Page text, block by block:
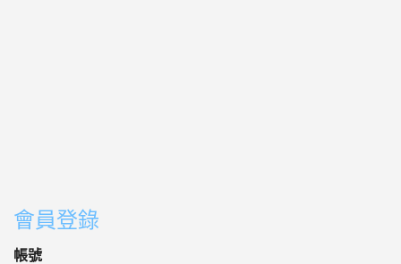
會員登錄
帳號